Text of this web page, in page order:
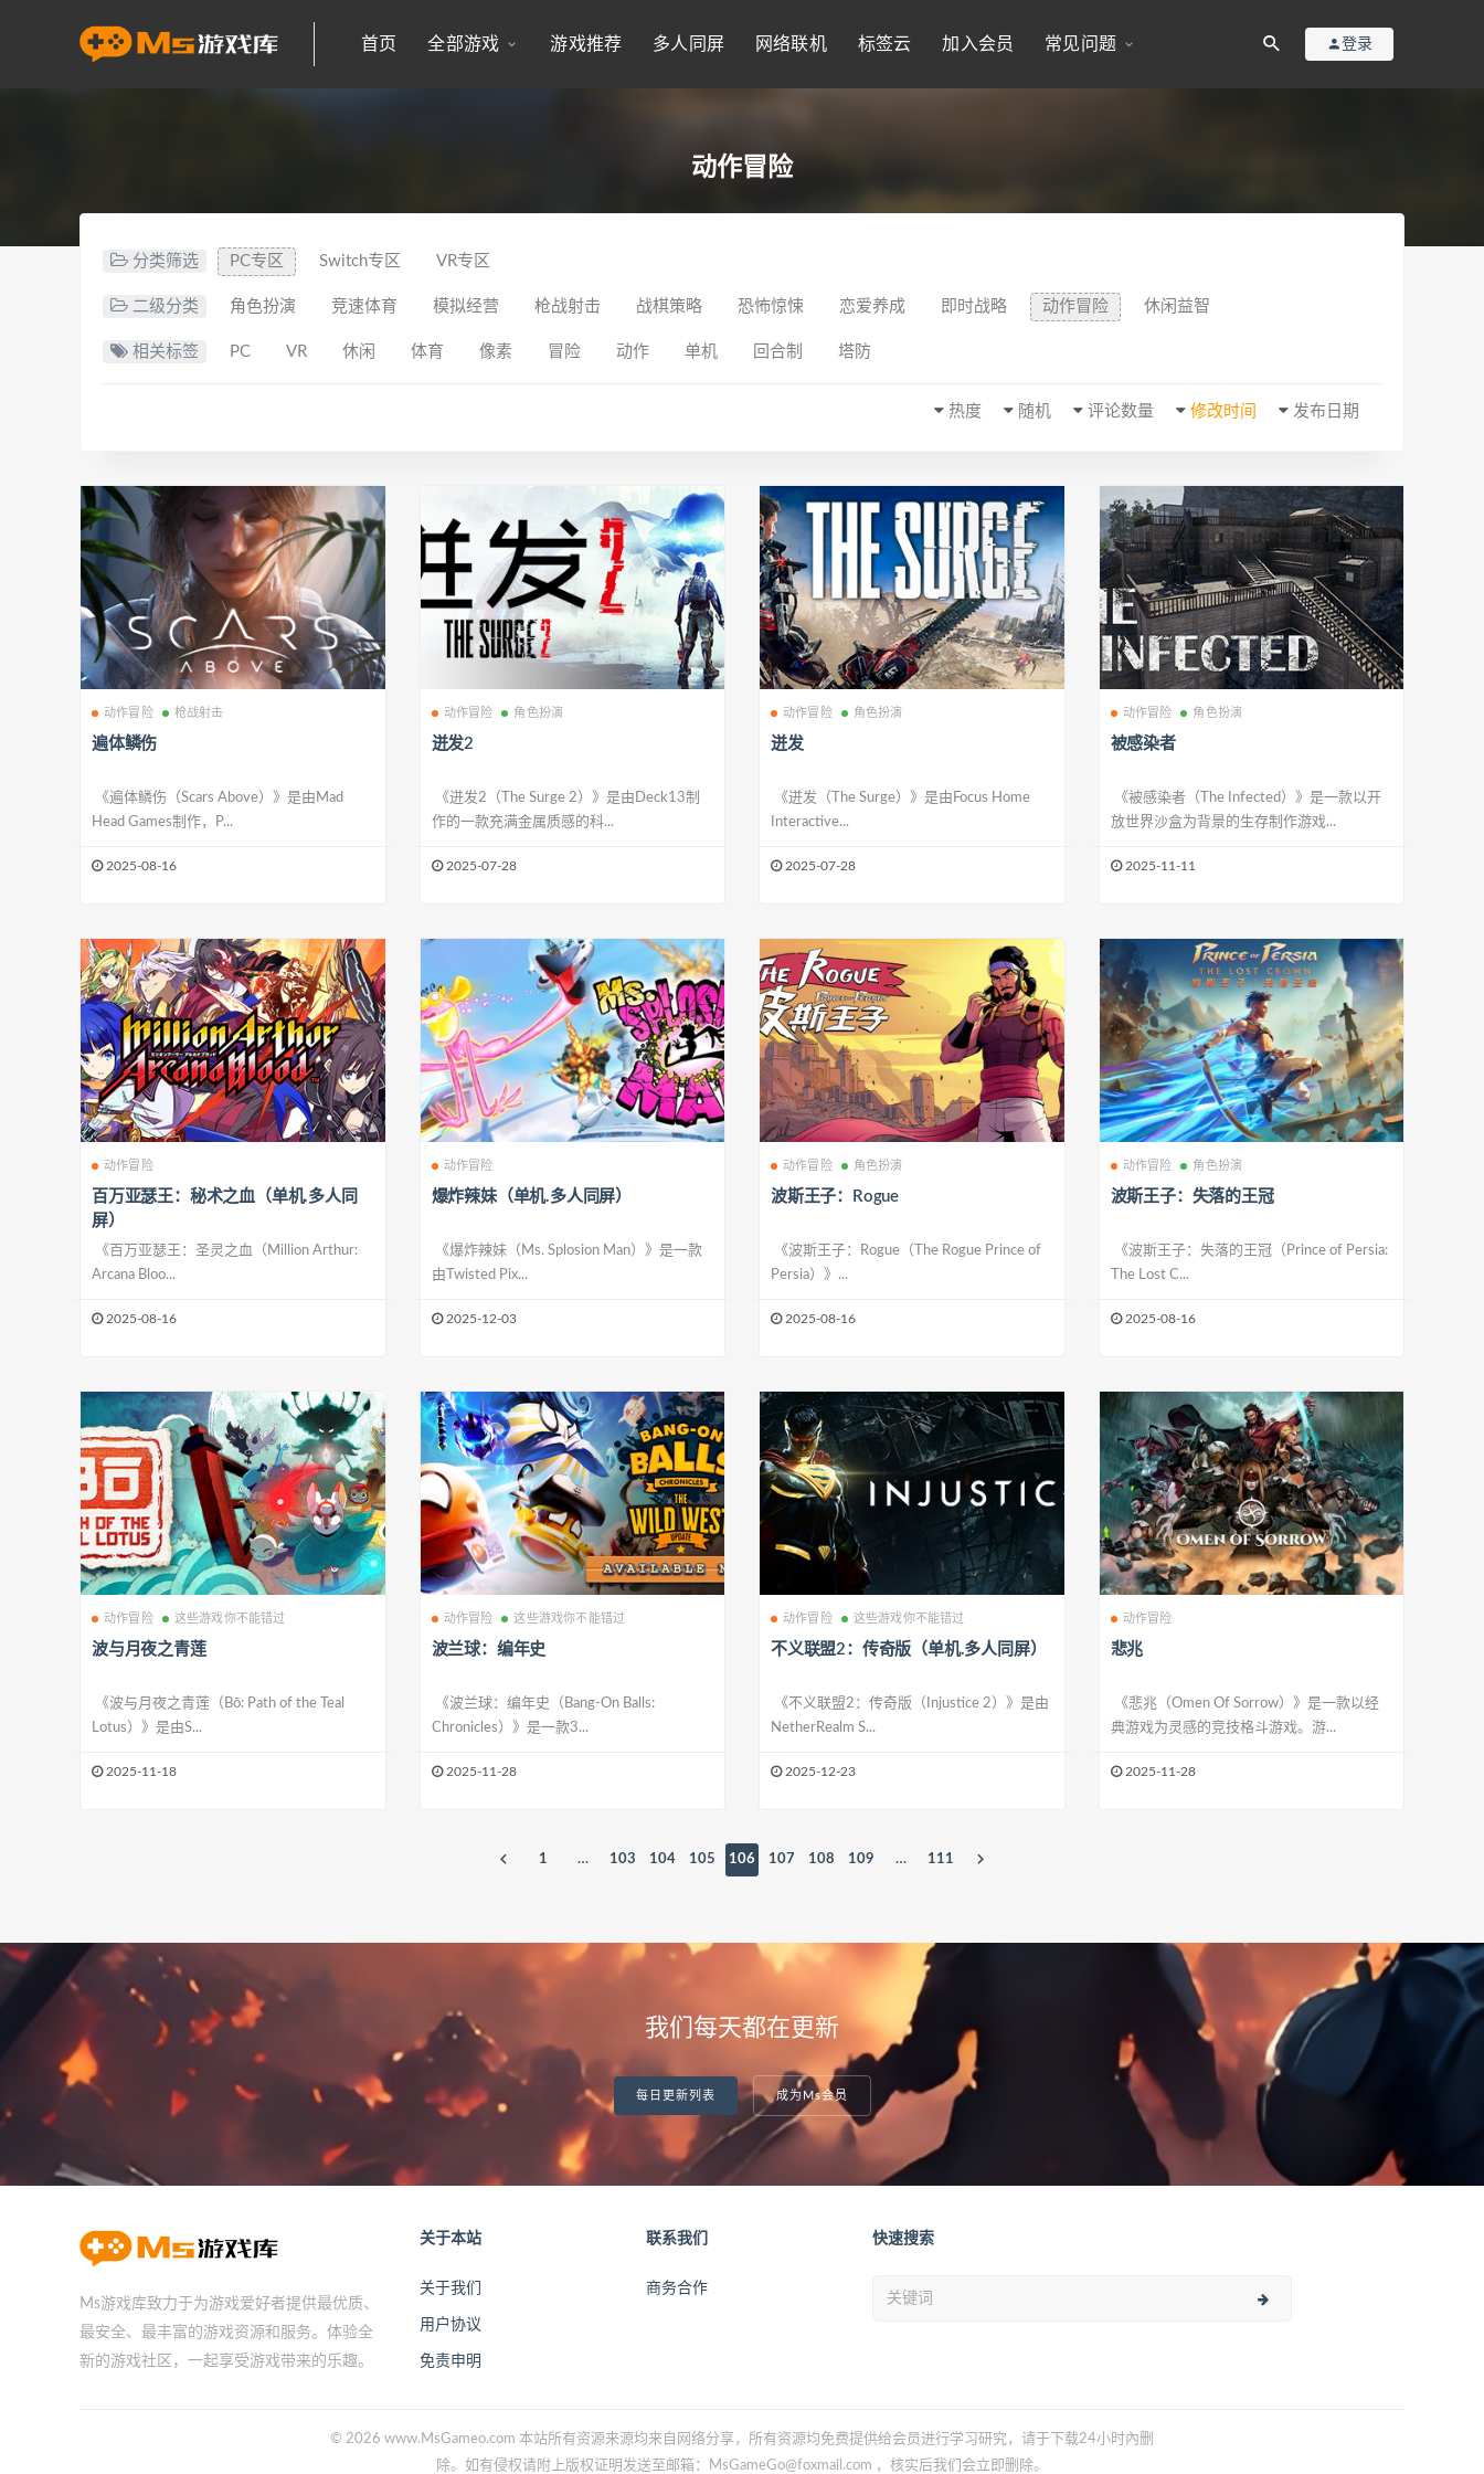
首页 全部游戏 游戏推荐 多人同屏 网络联机 标签云 加入会员 常见问题 登录
动作冒险
分类筛选 PC专区 Switch专区 VR专区
二级分类 角色扮演 竞速体育 模拟经营 枪战射击 战棋策略 恐怖惊悚 恋爱养成 即时战略 动作冒险 休闲益智
相关标签 PC VR 休闲 体育 像素 冒险 动作 单机 回合制 塔防
发布日期
修改时间
评论数量
随机
热度
动作冒险 枪战射击
遍体鳞伤
《遍体鳞伤（Scars Above）》是由Mad
Head Games制作，P...
2025-08-16
动作冒险 角色扮演
迸发2
《迸发2（The Surge 2）》是由Deck13制
作的一款充满金属质感的科...
2025-07-28
动作冒险 角色扮演
迸发
《迸发（The Surge）》是由Focus Home
Interactive...
2025-07-28
动作冒险 角色扮演
被感染者
《被感染者（The Infected）》是一款以开
放世界沙盒为背景的生存制作游戏...
2025-11-11
动作冒险
百万亚瑟王：秘术之血（单机.多人同
屏）
《百万亚瑟王：圣灵之血（Million Arthur:
Arcana Bloo...
2025-08-16
动作冒险
爆炸辣妹（单机.多人同屏）
《爆炸辣妹（Ms. Splosion Man）》是一款
由Twisted Pix...
2025-12-03
动作冒险 角色扮演
波斯王子：Rogue
《波斯王子：Rogue（The Rogue Prince of
Persia）》...
2025-08-16
动作冒险 角色扮演
波斯王子：失落的王冠
《波斯王子：失落的王冠（Prince of Persia:
The Lost C...
2025-08-16
动作冒险 这些游戏你不能错过
波与月夜之青莲
《波与月夜之青莲（Bō: Path of the Teal
Lotus）》是由S...
2025-11-18
动作冒险 这些游戏你不能错过
波兰球：编年史
《波兰球：编年史（Bang-On Balls:
Chronicles）》是一款3...
2025-11-28
动作冒险 这些游戏你不能错过
不义联盟2：传奇版（单机.多人同屏）
《不义联盟2：传奇版（Injustice 2）》是由
NetherRealm S...
2025-12-23
动作冒险
悲兆
《悲兆（Omen Of Sorrow）》是一款以经
典游戏为灵感的竞技格斗游戏。游...
2025-11-28
1 … 103 104 105 106 107 108 109 … 111
我们每天都在更新
每日更新列表 成为Ms会员
Ms游戏库致力于为游戏爱好者提供最优质、
最安全、最丰富的游戏资源和服务。体验全
新的游戏社区，一起享受游戏带来的乐趣。
关于本站
关于我们
用户协议
免责申明
联系我们
商务合作
快速搜索
© 2026 www.MsGameo.com 本站所有资源来源均来自网络分享，所有资源均免费提供给会员进行学习研究，请于下载24小时內删
除。如有侵权请附上版权证明发送至邮箱：MsGameGo@foxmail.com ，核实后我们会立即删除。